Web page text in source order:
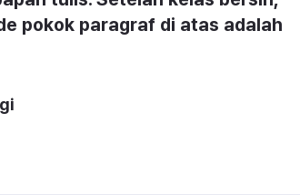
pokok paragraf di atas adalah